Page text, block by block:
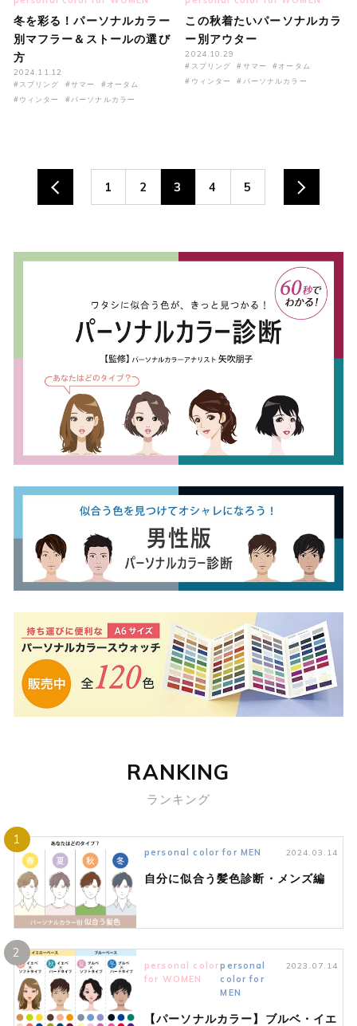
冬を彩る！パーソナルカラー
別マフラー＆ストールの選び
方
2024.11.12
#スプリング
#サマー
#オータム
#ウィンター
#パーソナルカラー
この秋着たいパーソナルカラ
ー別アウター
2024.10.29
#スプリング
#サマー
#オータム
#ウィンター
#パーソナルカラー
1 2 3 4 5
RANKING
ランキング
1
personal color for MEN 2024.03.14
自分に似合う髪色診断・メンズ編
2
personal color
for WOMEN
personal
color for
MEN
2023.07.14
【パーソナルカラー】ブルベ・イエ